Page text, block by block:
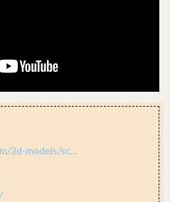
3d-models/sc...